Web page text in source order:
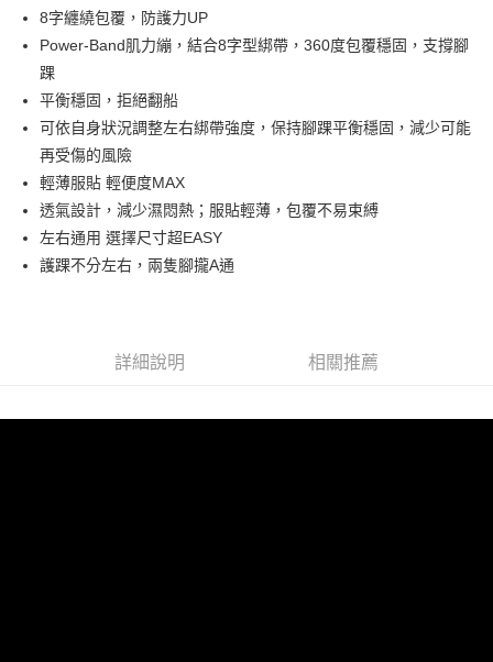
悠遊付
Google Pay
全盈+PAY
ATM付款
運送方式
每筆NT$80，滿NT$990(含以上)免運費
8字纏繞包覆，防護力UP
Power-Band肌力繃，結合8字型綁帶，360度包覆穩固，支撐腳
踝
平衡穩固，拒絕翻船
可依自身狀況調整左右綁帶強度，保持腳踝平衡穩固，減少可能
再受傷的風險
輕薄服貼 輕便度MAX
透氣設計，減少濕悶熱；服貼輕薄，包覆不易束縛
左右通用 選擇尺寸超EASY
護踝不分左右，兩隻腳攏A通
詳細說明 相關推薦